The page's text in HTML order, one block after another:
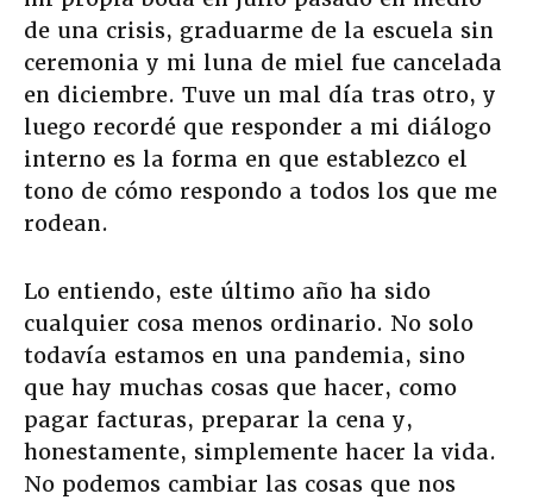
de una crisis, graduarme de la escuela sin
ceremonia y mi luna de miel fue cancelada
en diciembre. Tuve un mal día tras otro, y
luego recordé que responder a mi diálogo
interno es la forma en que establezco el
tono de cómo respondo a todos los que me
rodean.
Lo entiendo, este último año ha sido
cualquier cosa menos ordinario. No solo
todavía estamos en una pandemia, sino
que hay muchas cosas que hacer, como
pagar facturas, preparar la cena y,
honestamente, simplemente hacer la vida.
No podemos cambiar las cosas que nos